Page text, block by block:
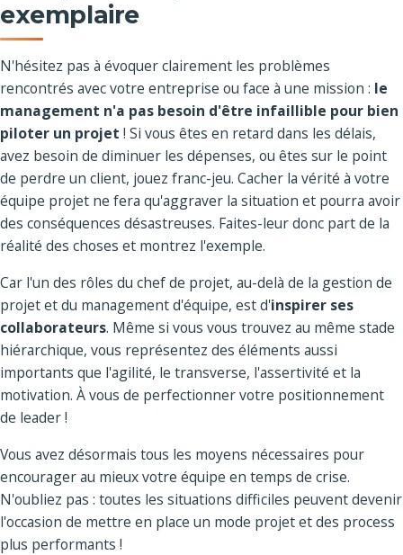
exemplaire
N'hésitez pas à évoquer clairement les problèmes
rencontrés avec votre entreprise ou face à une mission : le
management n'a pas besoin d'être infaillible pour bien
piloter un projet ! Si vous êtes en retard dans les délais,
avez besoin de diminuer les dépenses, ou êtes sur le point
de perdre un client, jouez franc-jeu. Cacher la vérité à votre
équipe projet ne fera qu'aggraver la situation et pourra avoir
des conséquences désastreuses. Faites-leur donc part de la
réalité des choses et montrez l'exemple.
Car l'un des rôles du chef de projet, au-delà de la gestion de
projet et du management d'équipe, est d'inspirer ses
collaborateurs. Même si vous vous trouvez au même stade
hiérarchique, vous représentez des éléments aussi
importants que l'agilité, le transverse, l'assertivité et la
motivation. À vous de perfectionner votre positionnement
de leader !
Vous avez désormais tous les moyens nécessaires pour
encourager au mieux votre équipe en temps de crise.
N'oubliez pas : toutes les situations difficiles peuvent devenir
l'occasion de mettre en place un mode projet et des process
plus performants !